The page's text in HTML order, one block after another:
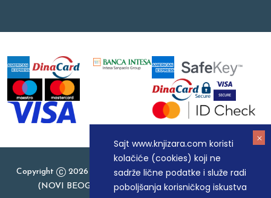
Sajt www.knjizara.com koristi
kolačiće (cookies) koji ne
sadrže lične podatke i služe radi
poboljšanja korisničkog iskustva
Copyright
2026 Knjizara.com - MAKART DOO BEOGRAD
(NOVI BEOGRAD), PIB: 105184104, MB: 20337524